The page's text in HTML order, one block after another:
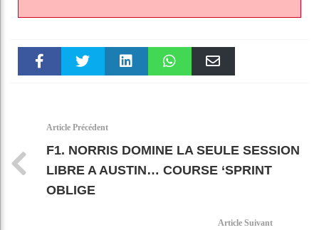
Article Précédent
F1. NORRIS DOMINE LA SEULE SESSION
LIBRE A AUSTIN… COURSE ‘SPRINT
OBLIGE
Article Suivant